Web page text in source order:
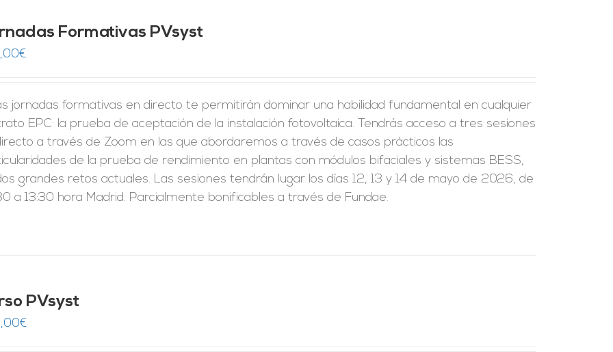
Formativas PVsyst
€
jornadas formativas en directo te permitirán dominar una habilidad fundamental en cualquier
EPC: la prueba de aceptación de la instalación fotovoltaica. Tendrás acceso a tres sesiones
a través de Zoom en las que abordaremos a través de casos prácticos las
de la prueba de rendimiento en plantas con módulos bifaciales y sistemas BESS,
grandes retos actuales. Las sesiones tendrán lugar los días 12, 13 y 14 de mayo de 2026, de
a 13:30 hora Madrid. Parcialmente bonificables a través de Fundae.
PVsyst
€